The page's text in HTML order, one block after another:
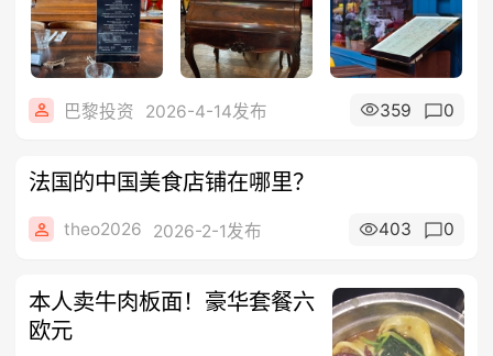
巴黎投资 2026-4-14发布 359 0
法国的中国美食店铺在哪里？
theo2026 2026-2-1发布 403 0
本人卖牛肉板面！豪华套餐六
欧元